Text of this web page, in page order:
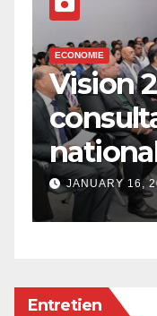
ECONOMIE
Vision
JANUARY 16,
Entretien